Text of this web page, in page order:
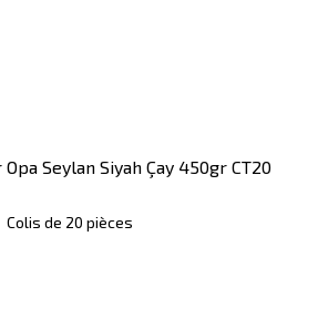
Seylan Siyah Çay 450gr CT20
Colis de 20 pièces